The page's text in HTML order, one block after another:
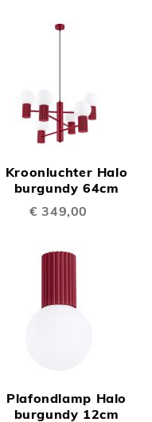
Kroonluchter Halo
burgundy 64cm
€ 349,00
Winkelwagen
Plafondlamp Halo
burgundy 12cm
Winkelwagen